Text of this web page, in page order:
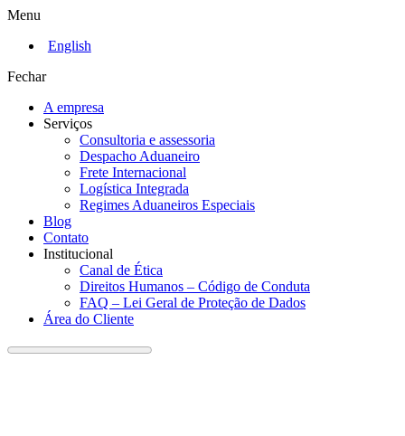
Menu
English
Fechar
A empresa
Serviços
Consultoria e assessoria
Despacho Aduaneiro
Frete Internacional
Logística Integrada
Regimes Aduaneiros Especiais
Blog
Contato
Institucional
Canal de Ética
Direitos Humanos – Código de Conduta
FAQ – Lei Geral de Proteção de Dados
Área do Cliente